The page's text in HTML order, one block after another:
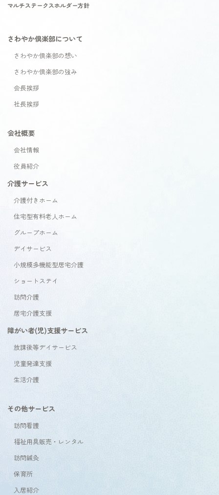
マルチステークスホルダー方針
さわやか倶楽部について
さわやか倶楽部の想い
さわやか倶楽部の強み
会長挨拶
社長挨拶
会社概要
会社情報
役員紹介
介護サービス
介護付きホーム
住宅型有料老人ホーム
グループホーム
デイサービス
小規模多機能型居宅介護
ショートステイ
訪問介護
居宅介護支援
障がい者(児)支援サービス
放課後等デイサービス
児童発達支援
生活介護
その他サービス
訪問看護
福祉用具販売・レンタル
訪問鍼灸
保育所
入居紹介